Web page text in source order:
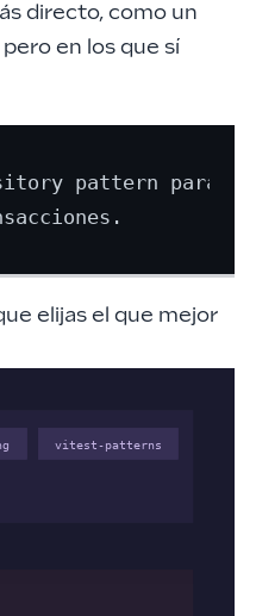
directo, como un
en los que sí
pattern para una
elijas el que mejor